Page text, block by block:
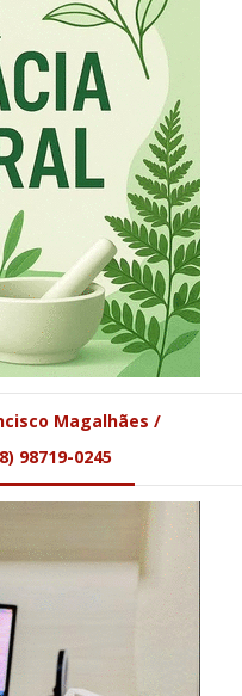
Magalhães /
98719-0245